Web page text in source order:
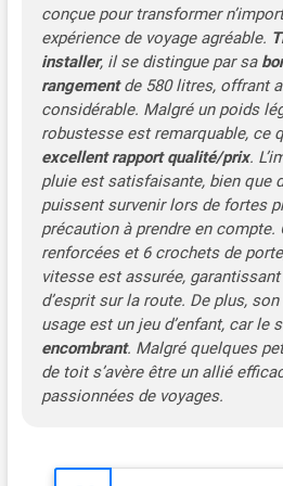
deux
portes
toit en
et
toit
fabriqué
ultra-
d'une
de
couche.
Protège
la neige
conçue pour transformer
expérience de voyage agréable.
installer, il se distingue par sa
rangementde 580 litres, offrant
considérable. Malgré un poids
robustesse est remarquable, ce
excellent rapport qualité/prix.
pluie est satisfaisante, bien que
puissent survenir lors de fortes
précaution à prendre en compte.
renforcées et 6 crochets de
vitesse est assurée,
d’esprit sur la route. De plus,
usage est un jeu d’enfant, car le
encombrant. Malgré quelques
de toit s’avère être un allié
passionnées de voyages.